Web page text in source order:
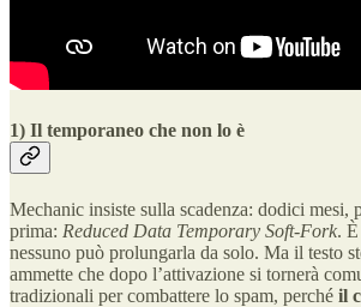
1) Il temporaneo che non lo è
Mechanic insiste sulla scadenza: dodici mesi,
prima: Reduced Data Temporary Soft-Fork.
nessuno può prolungarla da solo. Ma il testo
ammette che dopo l’attivazione si tornerà
tradizionali per combattere lo spam, perché il